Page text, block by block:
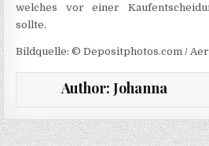
welches vor einer
sollte.
Bildquelle: © Depositphotos.com /
Author: Johanna